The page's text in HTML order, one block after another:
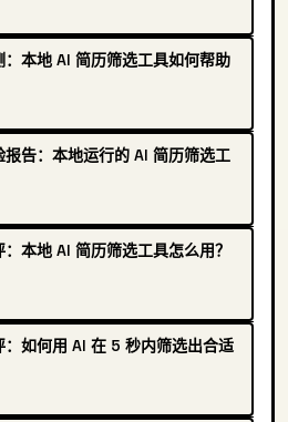
本地 AI 简历筛选工具如何帮助
告：本地运行的 AI 简历筛选工
本地 AI 简历筛选工具怎么用？
如何用 AI 在 5 秒内筛选出合适